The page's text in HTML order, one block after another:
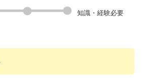
知識・経験必要